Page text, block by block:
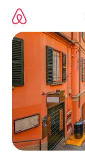
directement
contenu